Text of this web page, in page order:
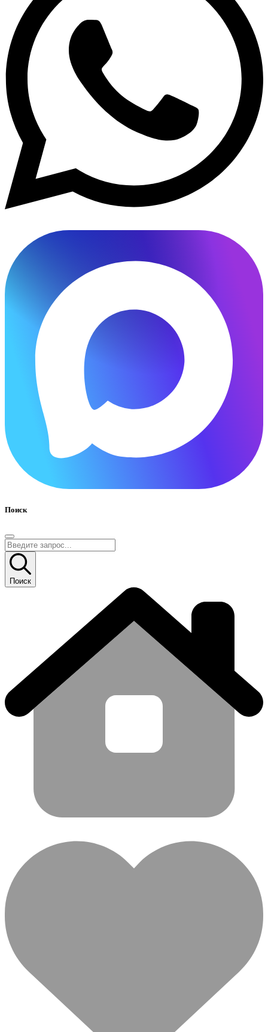
Поиск
Поиск